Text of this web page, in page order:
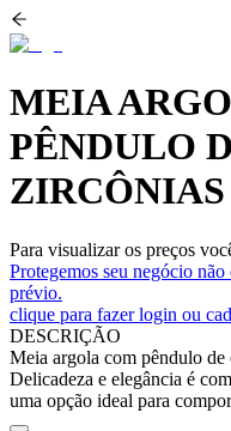
MEIA
PÊNDULO
ZIRCÔNIAS
Para visualizar os preços
Protegemos seu negócio
prévio.
clique para fazer login ou
DESCRIÇÃO
Meia argola com pêndulo de
Delicadeza e elegância é
uma opção ideal para